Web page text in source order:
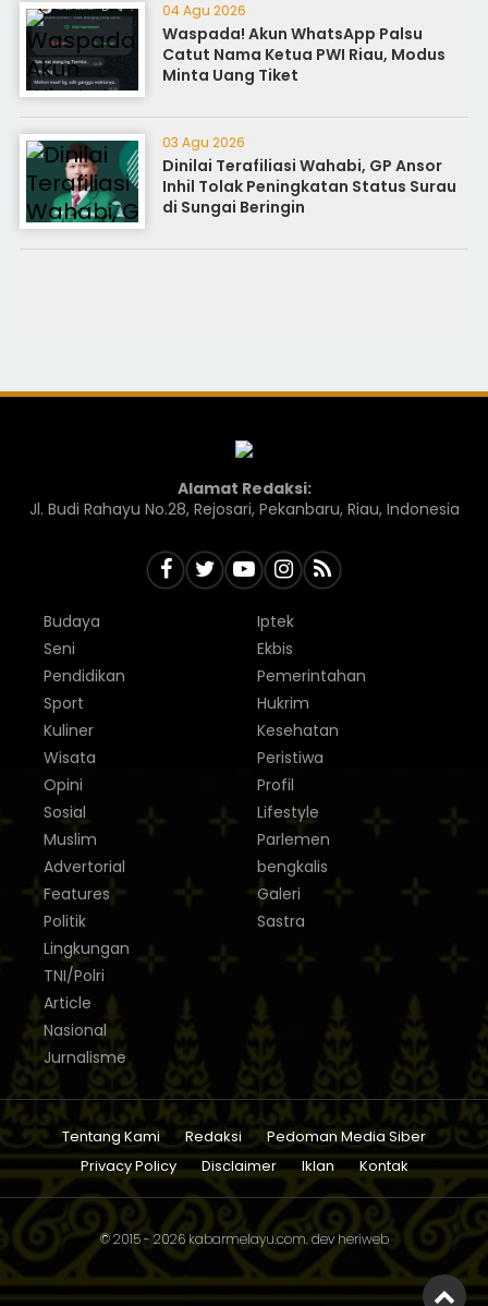
04 Agu 2026
Waspada! Akun WhatsApp Palsu
Catut Nama Ketua PWI Riau, Modus
Minta Uang Tiket
03 Agu 2026
Dinilai Terafiliasi Wahabi, GP Ansor
Inhil Tolak Peningkatan Status Surau
di Sungai Beringin
Alamat Redaksi:
Jl. Budi Rahayu No.28, Rejosari, Pekanbaru, Riau, Indonesia
Budaya
Seni
Pendidikan
Sport
Kuliner
Wisata
Iptek
Ekbis
Pemerintahan
Hukrim
Kesehatan
Peristiwa
Opini
Sosial
Muslim
Advertorial
Features
Politik
Profil
Lifestyle
Parlemen
bengkalis
Galeri
Sastra
Lingkungan
TNI/Polri
Article
Nasional
Jurnalisme
Tentang Kami Redaksi
Pedoman Media Siber
Privacy Policy
Disclaimer Iklan Kontak
© 2015 - 2026 kabarmelayu.com. dev heriweb